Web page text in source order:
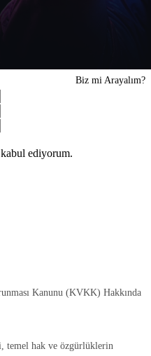
Biz mi Arayalım?
kabul ediyorum.
Kanunu (KVKK) Hakkında
temel hak ve özgürlüklerin